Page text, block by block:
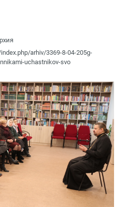
arhiv/3369-8-04-205g-
uchastnikov-svo